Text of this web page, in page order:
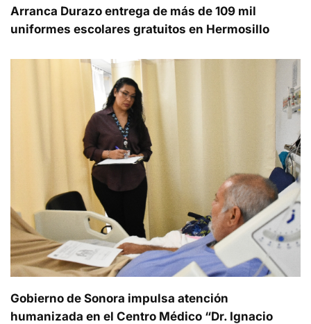
Arranca Durazo entrega de más de 109 mil
uniformes escolares gratuitos en Hermosillo
Gobierno de Sonora impulsa atención
humanizada en el Centro Médico “Dr. Ignacio